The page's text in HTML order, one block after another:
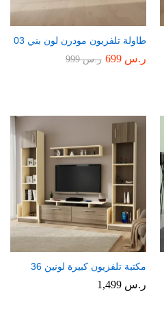
طاولة تلفزيون مودرن لون بني 03
ر.س ر.س999
مكتبة تلفزيون كبيرة لونين 36
ر.س